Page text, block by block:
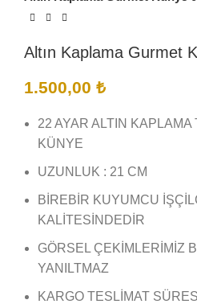
Altın Kaplama Gurmet
1.500,00 ₺
22 AYAR ALTIN KAPLAMA
KÜNYE
UZUNLUK : 21 CM
BİREBİR KUYUMCU
KALİTESİNDEDİR
GÖRSEL ÇEKİMLERİMİZ
YANILTMAZ
KARGO TESLİMAT